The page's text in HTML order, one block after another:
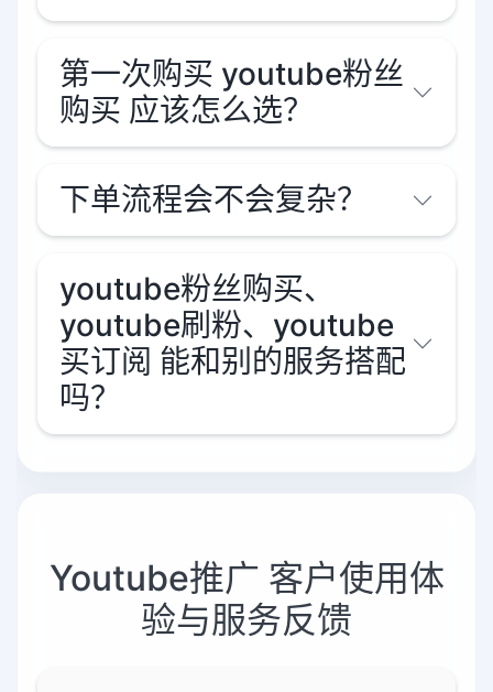
第一次购买 youtube粉丝
购买 应该怎么选？
下单流程会不会复杂？
youtube粉丝购买、
youtube刷粉、youtube
买订阅 能和别的服务搭配
吗？
Youtube推广 客户使用体
验与服务反馈